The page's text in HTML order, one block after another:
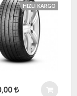
HIZLI KARGO